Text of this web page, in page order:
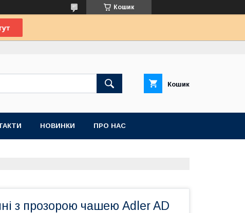
Кошик
Кошик
НОВИНКИ ПРО НАС
з прозорою чашею Adler AD